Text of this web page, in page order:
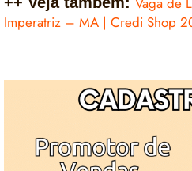
Imperatriz – MA | Credi Shop